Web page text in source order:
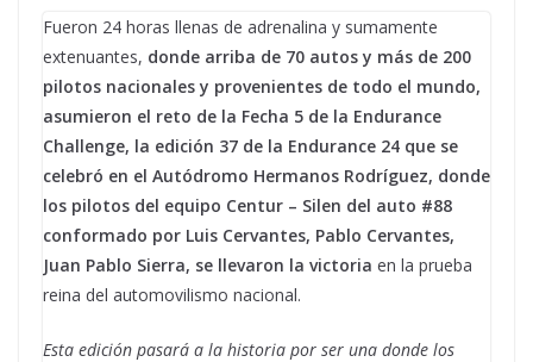
Fueron 24 horas llenas de adrenalina y sumamente
extenuantes, donde arriba de 70 autos y más de 200
pilotos nacionales y provenientes de todo el mundo,
asumieron el reto de la Fecha 5 de la Endurance
Challenge, la edición 37 de la Endurance 24 que se
celebró en el Autódromo Hermanos Rodríguez, donde
los pilotos del equipo Centur – Silen del auto #88
conformado por Luis Cervantes, Pablo Cervantes,
Juan Pablo Sierra, se llevaron la victoria en la prueba
reina del automovilismo nacional.
Esta edición pasará a la historia por ser una donde los